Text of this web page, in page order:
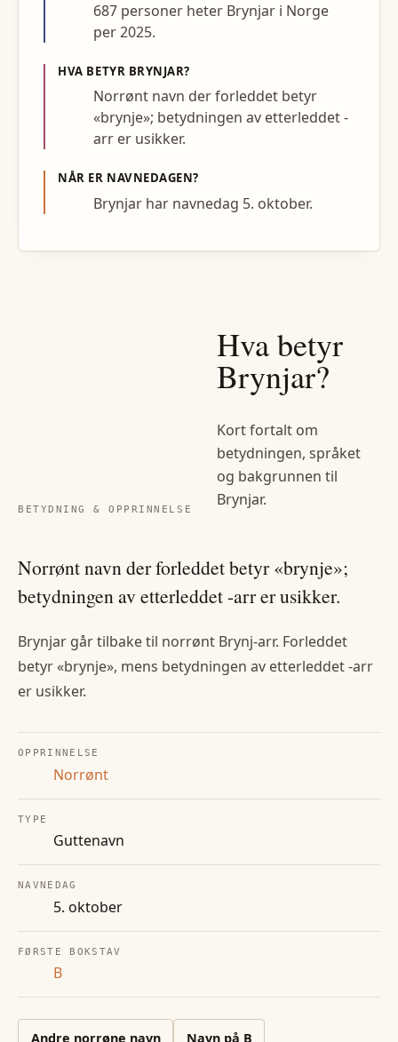
687 personer heter Brynjar i Norge
per 2025.
HVA BETYR BRYNJAR?
Norrønt navn der forleddet betyr
«brynje»; betydningen av etterleddet -
arr er usikker.
NÅR ER NAVNEDAGEN?
Brynjar har navnedag 5. oktober.
BETYDNING & OPPRINNELSE
Hva betyr
Brynjar?
Kort fortalt om
betydningen, språket
og bakgrunnen til
Brynjar.
Norrønt navn der forleddet betyr «brynje»;
betydningen av etterleddet -arr er usikker.
Brynjar går tilbake til norrønt Brynj-arr. Forleddet
betyr «brynje», mens betydningen av etterleddet -arr
er usikker.
OPPRINNELSE
Norrønt
TYPE
Guttenavn
NAVNEDAG
5. oktober
FØRSTE BOKSTAV
B
Andre norrøne navn Navn på B